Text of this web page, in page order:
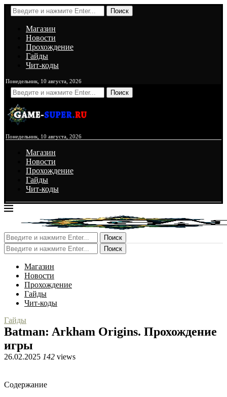
Поиск
Магазин
Новости
Прохождение
Гайды
Чит-коды
Понедельник, 10 августа, 2026
Поиск
Понедельник, 10 августа, 2026
Магазин
Новости
Прохождение
Гайды
Чит-коды
Поиск
Поиск
Магазин
Новости
Прохождение
Гайды
Чит-коды
Гайды
Batman: Arkham Origins. Прохождение
игры
26.02.2025 142 views
Содержание